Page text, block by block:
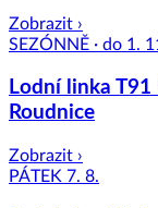
Zobrazit ›
SEZÓNNĚ · do 1.
Lodní linka
Roudnice
Zobrazit ›
PÁTEK 7. 8.